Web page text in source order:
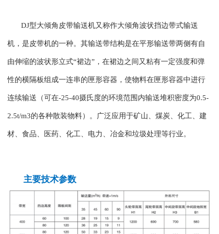
DJ型大倾角皮带输送机又称作大倾角波状挡边带式输送
机，是皮带机的一种。其输送带结构是在平形输送带两侧有自
由伸缩的波状形立式“裙边”，在裙边之间又粘有一定强度和弹
性的横隔板组成一连串的匣形容器，使物料在匣形容器中进行
连续输送（可在-25-40摄氏度的环境范围内输送堆积密度为0.5-
2.5t/m3的各种散装物料）。广泛应用于矿山、煤炭、化工、建
材、食品、医药、化工、电力、冶金和垃圾处理等行业。
主要技术参数